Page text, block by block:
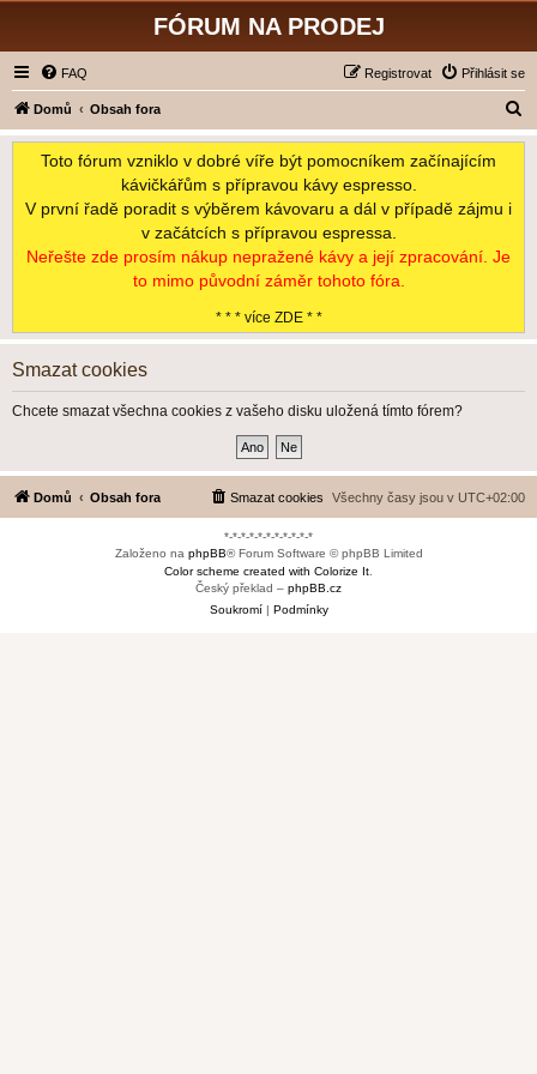
FÓRUM NA PRODEJ
FAQ Přihlásit se
Registrovat
Domů Obsah fora
l
Toto fórum vzniklo v dobré víře být pomocníkem začínajícím
kávičkářům s přípravou kávy espresso.
V první řadě poradit s výběrem kávovaru a dál v případě zájmu i
v začátcích s přípravou espressa.
Neřešte zde prosím nákup nepražené kávy a její zpracování. Je
to mimo původní záměr tohoto fóra.
* * * více ZDE * *
Smazat cookies
Chcete smazat všechna cookies z vašeho disku uložená tímto fórem?
Domů Obsah fora Všechny časy jsou v UTC+02:00
Smazat cookies
*-*-*-*-*-*-*-*-*-*-*
Založeno na phpBB® Forum Software © phpBB Limited
Color scheme created with Colorize It
Český překlad – phpBB.cz
Soukromí| Podmínky